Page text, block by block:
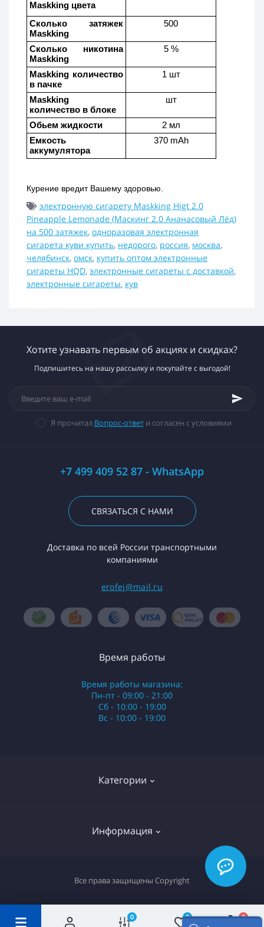
0 0 0
Maskking цвета
Сколько затяжек
Maskking
500
Сколько никотина
Maskking
5 %
Maskking количество
в пачке
1 шт
Maskking
количество в блоке
шт
Обьем жидкости
2 мл
Емкость
аккумулятора
370 mAh
Курение вредит Вашему здоровью.
электронную сигарету Maskking Higt 2.0
Pineapple Lemonade (Маскинг 2.0 Ананасовый Лёд)
на 500 затяжек, одноразовая электронная
сигарета куви купить, недорого, россия, москва,
челябинск, омск, купить оптом электронные
сигареты HQD, электронные сигареты с доставкой,
электронные сигареты, кув
Хотите узнавать первым об акциях и скидках?
Подпишитесь на нашу рассылку и покупайте с выгодой!
Я прочитал Вопрос-ответи согласен с условиями
+7 499 409 52 87 - WhatsApp
СВЯЗАТЬСЯ С НАМИ
Доставка по всей России транспортными
компаниями
erofej@mail.ru
Категории
Российские сигареты
Информация
Вопрос-ответ
Время работы
Время работы магазина:
Пн-пт - 09:00 - 21:00
Сб - 10:00 - 19:00
Вс - 10:00 - 19:00
Все права защищены Copyright